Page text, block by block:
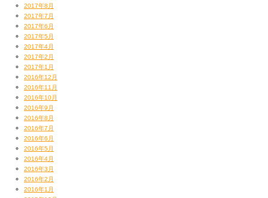
2017年8月
2017年7月
2017年6月
2017年5月
2017年4月
2017年2月
2017年1月
2016年12月
2016年11月
2016年10月
2016年9月
2016年8月
2016年7月
2016年6月
2016年5月
2016年4月
2016年3月
2016年2月
2016年1月